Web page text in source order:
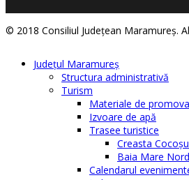
© 2018 Consiliul Judeţean Maramureş.
Judeţul Maramureş
Structura administrativă
Turism
Materiale de
Izvoare de apă
Trasee turistice
Creasta
Baia Mare Nord
Calendarul